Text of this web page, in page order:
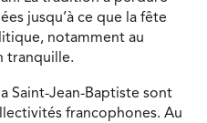
jusqu’à ce que la fête
notamment au
tranquille.
Saint-Jean-Baptiste sont
francophones. Au